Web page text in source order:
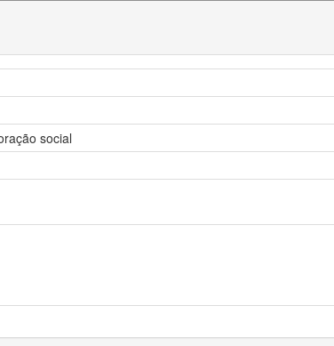
social